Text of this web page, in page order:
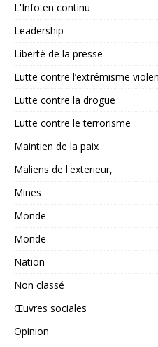
L'Info en continu
Leadership
Liberté de la presse
Lutte contre l’extrémisme
Lutte contre la drogue
Lutte contre le terrorisme
Maintien de la paix
Maliens de l'exterieur,
Mines
Monde
Monde
Nation
Non classé
Œuvres sociales
Opinion